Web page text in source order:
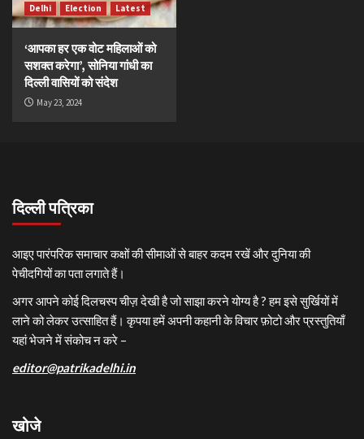
Delhi Election Latest
‘आपका हर एक वोट महिलाओं को
सशक्त करेगा’, सोनिया गांधी का
दिल्ली वासियों को संदेश
May 23, 2024
दिल्ली पत्रिका
आइए पारंपरिक समाचार कक्षों की सीमाओं से बाहर कदम रखें और दुनिया की
पेचीदगियों का पता लगाते हैं।
अगर आपने कोई दिलचस्प चीज़ देखी है जो साझा करने योग्य है ? हम इसे सुर्खियों में
लाने को लेकर उत्साहित हैं। कृपया हमें अपनी कहानी के विचार फ़ोटो और प्रस्तुतियाँ
यहां भेजने में संकोच न करे –
editor@patrikadelhi.in
खोजे